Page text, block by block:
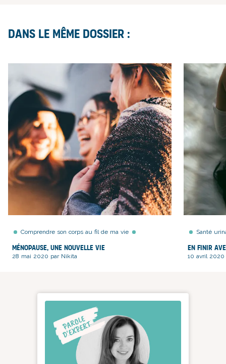
Dans le même dossier :
Comprendre son corps au fil de ma vie
Ménopause, une nouvelle vie
28 mai 2020 par Nikita
Santé
En finir
10 avril